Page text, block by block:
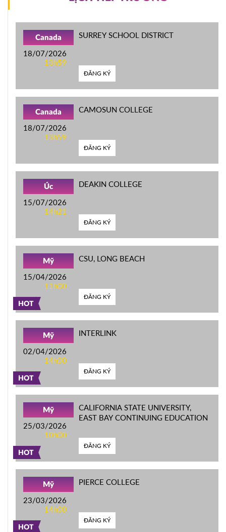
Canada
18/07/2026
13h59
SURREY SCHOOL DISTRICT
ĐĂNG KÝ
Canada
18/07/2026
13h59
CAMOSUN COLLEGE
ĐĂNG KÝ
Úc
15/07/2026
14h21
DEAKIN COLLEGE
ĐĂNG KÝ
HOT
Mỹ
15/04/2026
11h00
CSU, LONG BEACH
ĐĂNG KÝ
HOT
Mỹ
02/04/2026
14h00
INTERLINK
ĐĂNG KÝ
HOT
Mỹ
25/03/2026
10h00
CALIFORNIA STATE UNIVERSITY,
EAST BAY CONTINUING EDUCATION
ĐĂNG KÝ
HOT
Mỹ
23/03/2026
14h00
PIERCE COLLEGE
ĐĂNG KÝ